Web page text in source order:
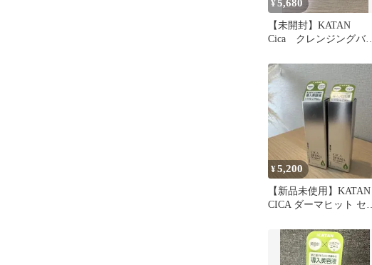
¥5,680
【未開封】KATAN
Cica クレンジングバー
¥5,200
【新品未使用】KATAN
CICA ダーマヒット セラ